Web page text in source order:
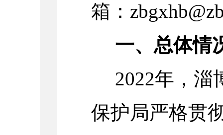
箱：
一、总体情
2022年，淄
保护局严格贯